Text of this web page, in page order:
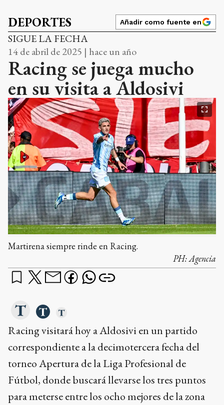
DEPORTES Añadir como fuente en
SIGUE LA FECHA
14 de abril de 2025 | hace un año
Racing se juega mucho
en su visita a Aldosivi
Martirena siempre rinde en Racing.
PH:Agencia
Racing visitará hoy a Aldosivi en un partido
correspondiente a la decimotercera fecha del
torneo Apertura de la Liga Profesional de
Fútbol, donde buscará llevarse los tres puntos
para meterse entre los ocho mejores de la zona